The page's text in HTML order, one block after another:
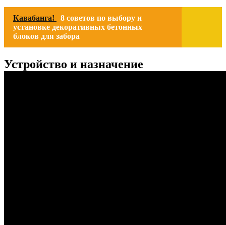
Кавабанга!
8 советов по выбору и
установке декоративных бетонных
блоков для забора
Устройство и назначение